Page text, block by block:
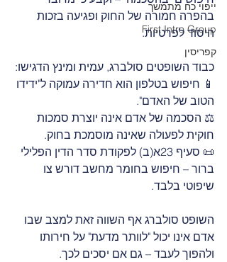
ייפוי כח מתמשך
First Intro Group
קפריסין
בהפרה חמורה של החוק ופגיעה בזכות
היסוד לפרטיות.
כבוד השופטים סולברג, עמית ומינץ הדגישו:
📱 חיפוש בטלפון הוא חדירה עמוקה ל"ידידו
הטוב של האדם".
⚖️ הסכמה של אדם אינה יוצרת סמכות
חוקית לפעולה שאינה מוסמכת בחוק.
📜 סעיף 23א(ב) לפקודת סדר הדין הפלילי
ברור – חיפוש בחומר מחשב דורש צו
שיפוטי בלבד.
השופט סולברג אף השווה זאת למצב שבו
אדם אינו יכול "לוותר מדעת" על חירותו
ולהפוך לעבד – גם אם יסכים לכך.